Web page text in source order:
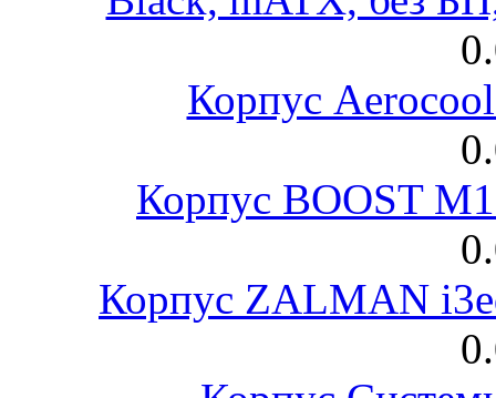
Корпус
Корпус BOOST
Корпус ZALMAN